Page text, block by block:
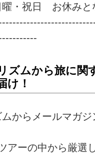
お休みとな
ズムから旅に関
け！
からメールマガジ
アーの中から厳選